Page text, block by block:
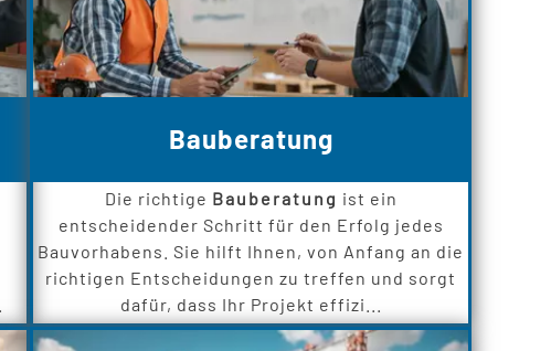
Bauberatung
Die richtige Bauberatung ist ein
entscheidender Schritt für den Erfolg jedes
Bauvorhabens. Sie hilft Ihnen, von Anfang an die
richtigen Entscheidungen zu treffen und sorgt
dafür, dass Ihr Projekt effizi...